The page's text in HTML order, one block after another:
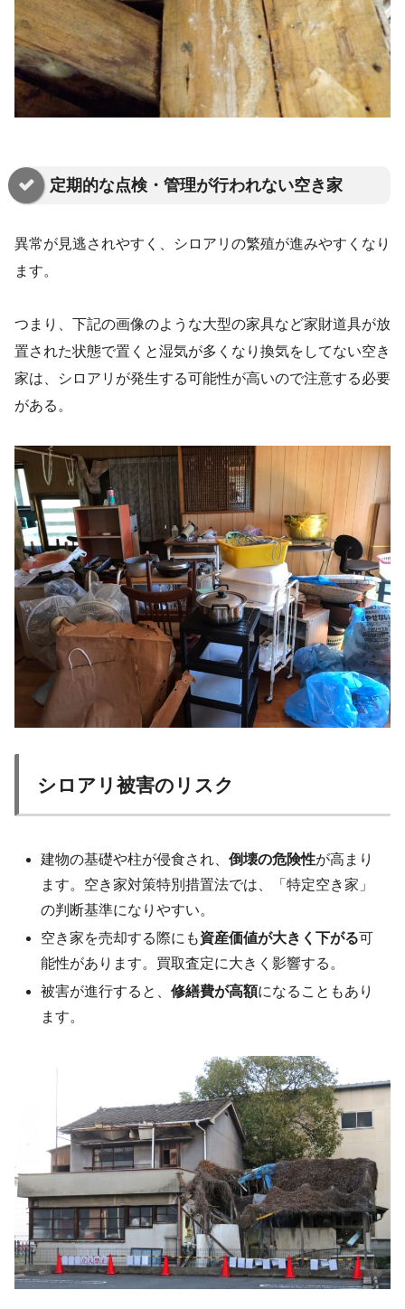
定期的な点検・管理が行われない空き家
異常が見逃されやすく、シロアリの繁殖が進みやすくなり
ます。
つまり、下記の画像のような大型の家具など家財道具が放
置された状態で置くと湿気が多くなり換気をしてない空き
家は、シロアリが発生する可能性が高いので注意する必要
がある。
シロアリ被害のリスク
建物の基礎や柱が侵食され、倒壊の危険性が高まり
ます。空き家対策特別措置法では、「特定空き家」
の判断基準になりやすい。
空き家を売却する際にも資産価値が大きく下がる可
能性があります。買取査定に大きく影響する。
被害が進行すると、修繕費が高額になることもあり
ます。